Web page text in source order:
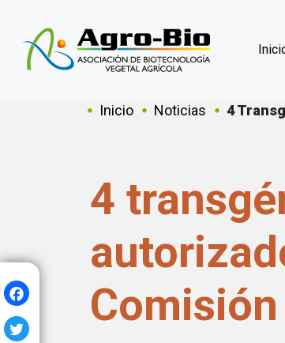
Inicio Noticias 4
4
Facebook
Twitter